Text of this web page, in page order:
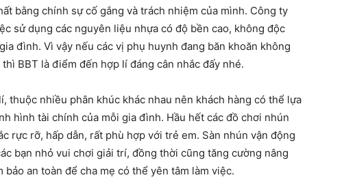
bằng chính sự cố gắng và trách nhiệm của mình. Công ty
sử dụng các nguyên liệu nhựa có độ bền cao, không độc
đình. Vì vậy nếu các vị phụ huynh đang băn khoăn không
thì BBT là điểm đến hợp lí đáng cân nhắc đấy nhé.
thuộc nhiều phân khúc khác nhau nên khách hàng có thể lựa
hình tài chính của mỗi gia đình. Hầu hết các đồ chơi nhún
rực rỡ, hấp dẫn, rất phù hợp với trẻ em. Sàn nhún vận động
bạn nhỏ vui chơi giải trí, đồng thời cũng tăng cường nâng
an toàn để cha mẹ có thể yên tâm làm việc.